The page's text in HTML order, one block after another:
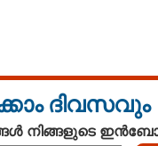
ദിവസവും
നിങ്ങളുടെ